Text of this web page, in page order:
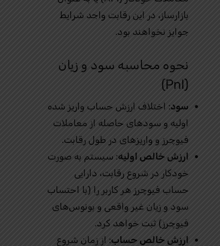
بازارساز، در این رقابت واجد شرایط
جوایز نخواهند بود.
نحوه محاسبه سود و زیان
(Pnl)
سود: اختلاف ارزش حساب واریز شده
اولیه و سودهای حاصله از معاملات
فیوچرز و واریزهای در طول رقابت.
ارزش خالص اولیه: سیستم به صورت
خودکار در شروع رقابت، دارایی
حساب فیوچرز هر کاربر را (با احتساب
سود و زیان غیر واقعی و بونوس‌های
فیوچرز) ثبت خواهد کرد.
ارزش خالص حساب: از زمان شروع